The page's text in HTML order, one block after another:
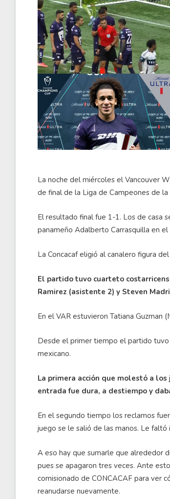
La noche del miércoles el Vancouver
de final de la Liga de Campeones de la
El resultado final fue 1-1. Los de casa
panameño Adalberto Carrasquilla en el
La Concacaf eligió al canalero figura
El partido tuvo cuarteto
Ramirez (asistente 2) y Steven
En el VAR estuvieron Tatiana Guzman
Desde el primer tiempo el partido
mexicano.
La primera acción que molestó a
entrada fue dura, a destiempo y
En el segundo tiempo los reclamos
juego se le salió de las manos. Le
A eso hay que sumarle que alrededor
pues se apagaron tres veces. Ante
comisionado de CONCACAF para ver
reanudarse nuevamente.